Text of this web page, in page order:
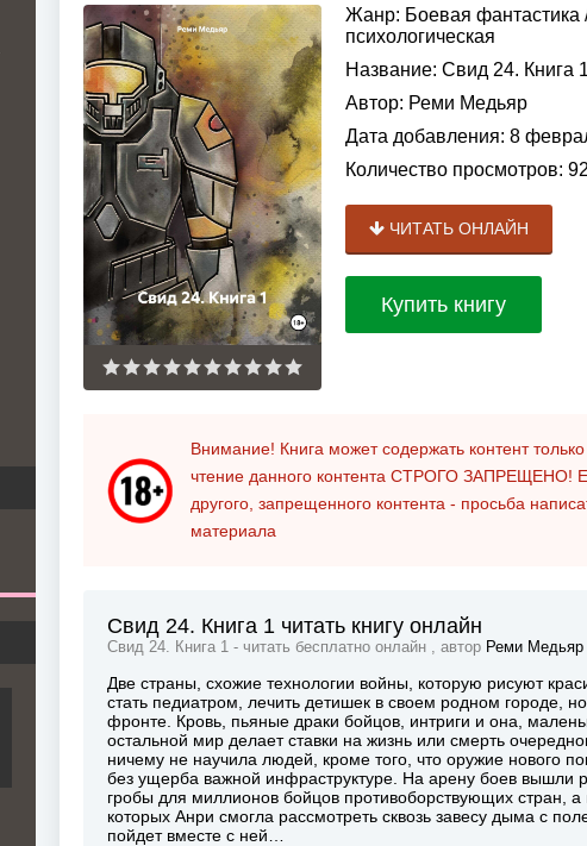
Жанр: Боевая фантастика
психологическая
Название: Свид 24. Книга 1
Автор: Реми Медьяр
Дата добавления: 8
Количество просмотров: 92
ЧИТАТЬ ОНЛАЙН
Купить книгу
Внимание! Книга может содержать контент
чтение данного контента СТРОГО ЗАПРЕЩЕНО!
другого, запрещенного контента - просьба
материала
Свид 24. Книга 1 читать книгу онлайн
Свид 24. Книга 1 - читать бесплатно онлайн , автор Реми Медьяр
Две страны, схожие технологии войны, которую рисуют
стать педиатром, лечить детишек в своем родном городе,
фронте. Кровь, пьяные драки бойцов, интриги и она,
остальной мир делает ставки на жизнь или смерть
ничему не научила людей, кроме того, что оружие нового
без ущерба важной инфраструктуре. На арену боев вышли
гробы для миллионов бойцов противоборствующих стран,
которых Анри смогла рассмотреть сквозь завесу дыма с
пойдет вместе с ней…